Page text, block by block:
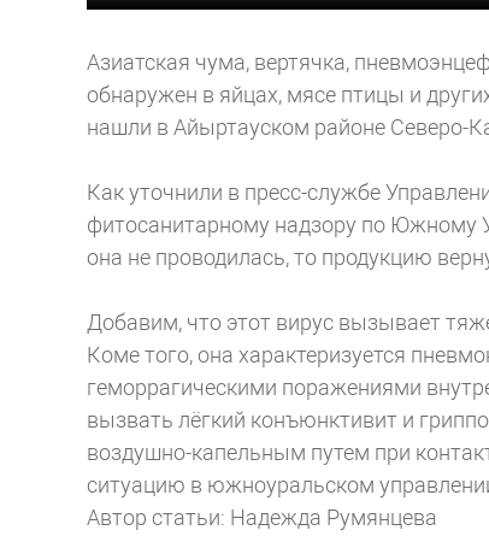
Азиатская чума, вертячка,
обнаружен в яйцах, мясе птицы и
нашли в Айыртауском районе Северо-
Как уточнили в пресс-службе
фитосанитарному надзору по Южному
она не проводилась, то продукцию
Добавим, что этот вирус вызывает
Коме того, она характеризуется
геморрагическими поражениями
вызвать лёгкий конъюнктивит и
воздушно-капельным путем при
ситуацию в южноуральском
Автор статьи: Надежда Румянцева